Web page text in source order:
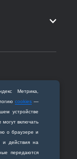
Метрика,
cookies —
устройстве
включать
о браузере и
и действия на
передаются
95